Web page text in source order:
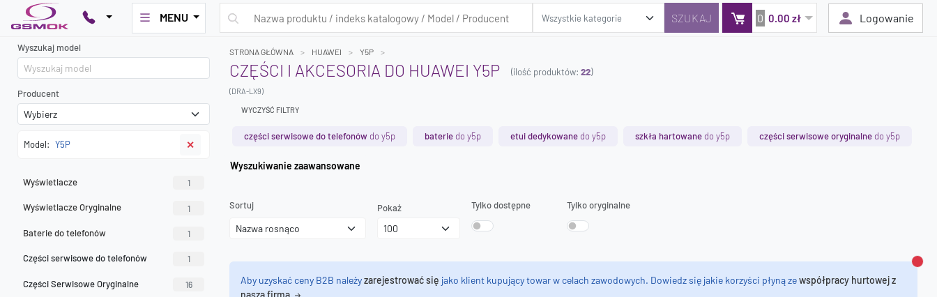
MENU 0 0.00 zł Logowanie
Wyszukaj model
Producent
Model: Y5P ✕
Wyświetlacze 1
Wyświetlacze Oryginalne 1
Baterie do telefonów 1
Części serwisowe do telefonów 1
Części Serwisowe Oryginalne 16
STRONA GŁÓWNA HUAWEI Y5P
CZĘŚCI I AKCESORIA DO HUAWEI Y5P (ilość produktów: 22)
(DRA-LX9)
WYCZYŚĆ FILTRY
części serwisowe do telefonów do y5p baterie do y5p etui dedykowane do y5p szkła hartowane do y5p części serwisowe oryginalne do y5p
Wyszukiwanie zaawansowane
Sortuj Pokaż Tylko dostępne Tylko oryginalne
Aby uzyskać ceny B2B należyzarejestrować się jako klient kupujący towar w celach zawodowych. Dowiedz się jakie korzyści płyną zewspółpracy hurtowej z
naszą firmą